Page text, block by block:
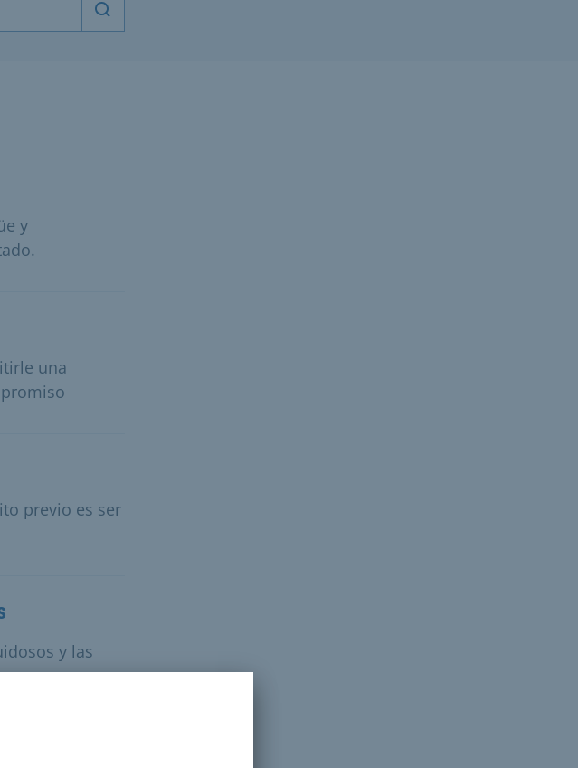
Iniciar búsqueda
y
una
previo es ser
y las